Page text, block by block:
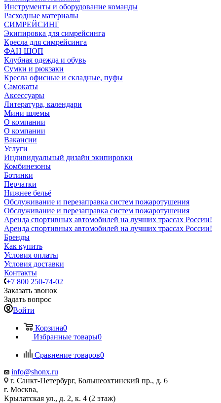
Инструменты и оборудование команды
Расходные материалы
СИМРЕЙСИНГ
Экипировка для симрейсинга
Кресла для симрейсинга
ФАН ШОП
Клубная одежда и обувь
Сумки и рюкзаки
Кресла офисные и складные, пуфы
Самокаты
Аксессуары
Литература, календари
Мини шлемы
О компании
О компании
Вакансии
Услуги
Индивидуальный дизайн экипировки
Комбинезоны
Ботинки
Перчатки
Нижнее бельё
Обслуживание и перезаправка систем пожаротушения
Обслуживание и перезаправка систем пожаротушения
Аренда спортивных автомобилей на лучших трассах России!
Аренда спортивных автомобилей на лучших трассах России!
Бренды
Как купить
Условия оплаты
Условия доставки
Контакты
+7 800 250-74-02
Заказать звонок
Задать вопрос
Войти
Корзина0
Избранные товары0
Сравнение товаров0
info@shonx.ru
г. Санкт-Петербург, Большеохтинский пр., д. 6
г. Москва,
Крылатская ул., д. 2, к. 4 (2 этаж)